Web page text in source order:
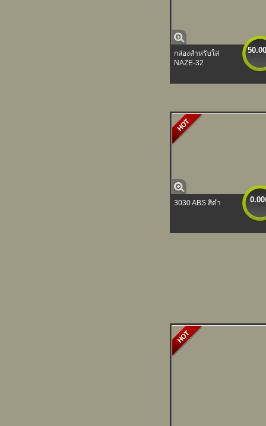
กล่องสำหรับใส่
NAZE-32
3030 ABS สีดำ